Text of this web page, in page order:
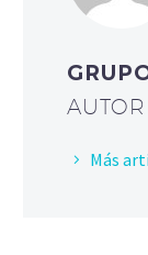
AUTOR
Más